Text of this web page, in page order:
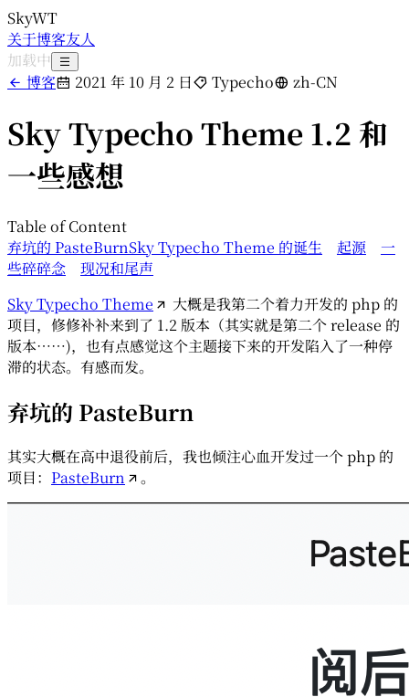
SkyWT
关于博客友人
加载中
博客
2021 年 10 月 2 日 Typecho zh-CN
Sky Typecho Theme 1.2 和
一些感想
Table of Content
弃坑的 PasteBurnSky Typecho Theme 的诞生 起源
一
些碎碎念
现况和尾声
Sky Typecho Theme
大概是我第二个着力开发的 php 的
项目，修修补补来到了 1.2 版本（其实就是第二个 release 的
版本……)，也有点感觉这个主题接下来的开发陷入了一种停
滞的状态。有感而发。
弃坑的 PasteBurn
其实大概在高中退役前后，我也倾注心血开发过一个 php 的
项目： PasteBurn 。